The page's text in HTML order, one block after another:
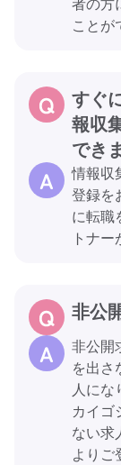
ことが
すぐ
報収
でき
情報収
登録を
に転職
トナ
非公
非公開
を出さ
人にな
カイゴ
ない求
よりご